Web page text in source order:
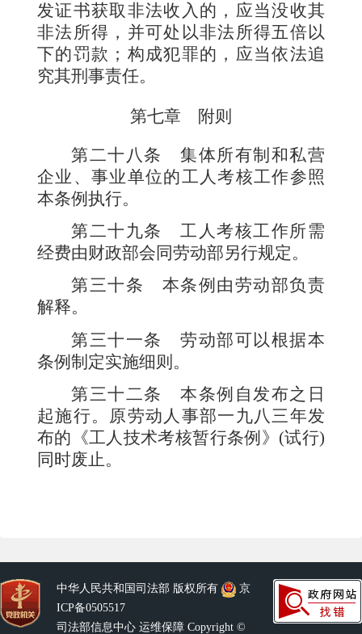
发证书获取非法收入的，应当没收其
非法所得，并可处以非法所得五倍以
下的罚款；构成犯罪的，应当依法追
究其刑事责任。
第七章 附则
第二十八条集体所有制和私营
企业、事业单位的工人考核工作参照
本条例执行。
第二十九条工人考核工作所需
经费由财政部会同劳动部另行规定。
第三十条 本条例由劳动部负责
解释。
第三十一条劳动部可以根据本
条例制定实施细则。
第三十二条本条例自发布之日
起施行。原劳动人事部一九八三年发
布的《工人技术考核暂行条例》 (试行)
同时废止。
中华人民共和国司法部 版权所有
京
ICP备0505517
司法部信息中心 运维保障 Copyright ©